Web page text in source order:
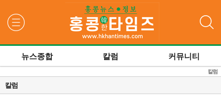
뉴스종합 칼럼 커뮤니티
칼럼
칼럼